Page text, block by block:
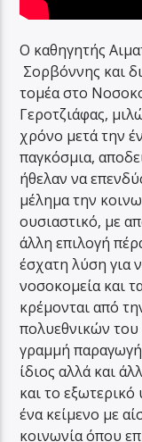
Ο καθηγητής
Σορβόννης και
τομέα στο
Γεροτζιάφας,
χρόνο μετά την
παγκόσμια,
ήθελαν να
μέλημα την
ουσιαστικό, με
άλλη επιλογή
έσχατη λύση για
νοσοκομεία και
κρέμονται από
πολυεθνικών
γραμμή
ίδιος αλλά και
και το
ένα κείμενο με
κοινωνία όπου